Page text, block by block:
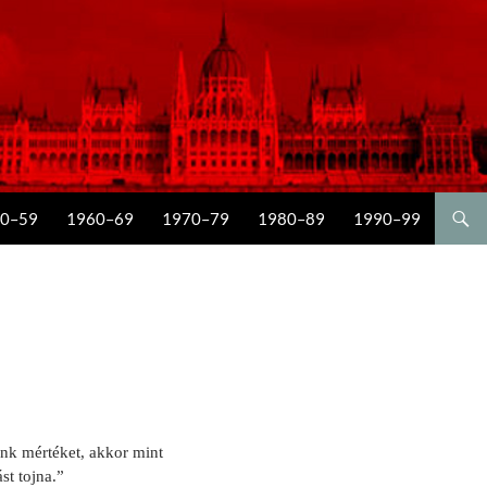
1960–69 1970–79 1980–89 1990–99
mértéket, akkor mint
tojna.”